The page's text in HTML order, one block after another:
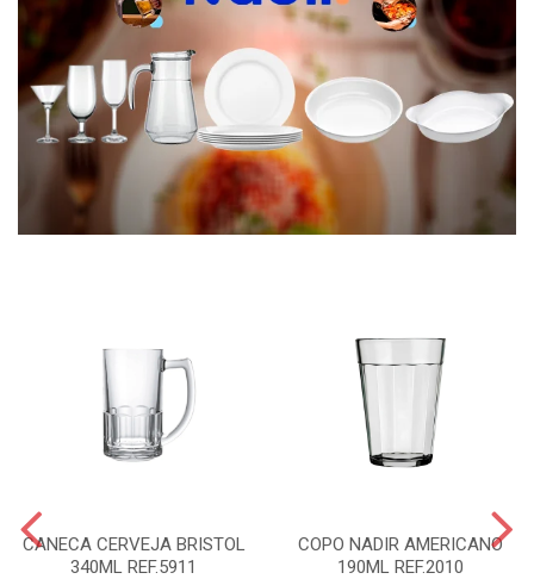
CANECA CERVEJA BRISTOL
340ML REF.5911
COPO NADIR AMERICANO
190ML REF.2010